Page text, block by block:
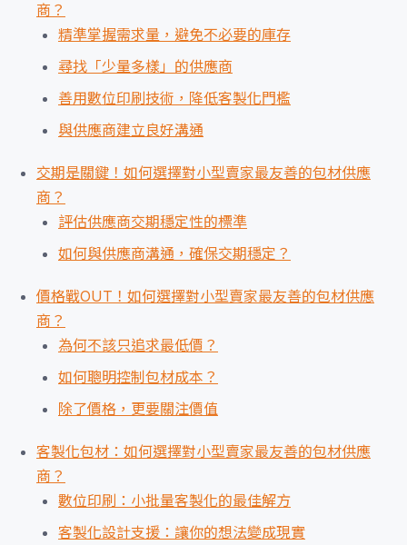
商？
精準掌握需求量，避免不必要的庫存
尋找「少量多樣」的供應商
善用數位印刷技術，降低客製化門檻
與供應商建立良好溝通
交期是關鍵！如何選擇對小型賣家最友善的包材供應
商？
評估供應商交期穩定性的標準
如何與供應商溝通，確保交期穩定？
價格戰OUT！如何選擇對小型賣家最友善的包材供應
商？
為何不該只追求最低價？
如何聰明控制包材成本？
除了價格，更要關注價值
客製化包材：如何選擇對小型賣家最友善的包材供應
商？
數位印刷：小批量客製化的最佳解方
客製化設計支援：讓你的想法變成現實